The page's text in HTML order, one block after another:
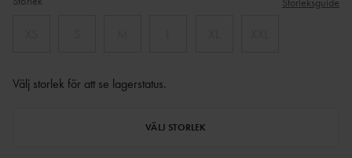
Välj storlek för att se lagerstatus.
VÄLJ STORLEK